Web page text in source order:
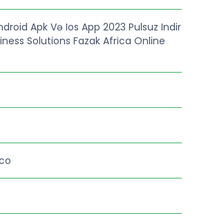
Apk Və Ios App 2023 Pulsuz Indir
Solutions Fazak Africa Online